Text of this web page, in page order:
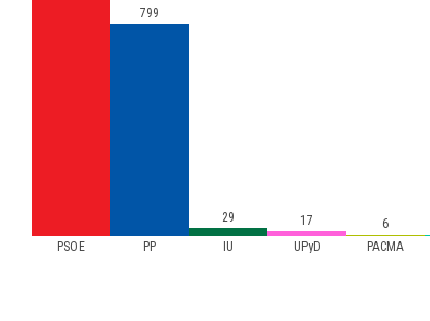
PSOE PP IU UPyD PACMA
799
29 17 6